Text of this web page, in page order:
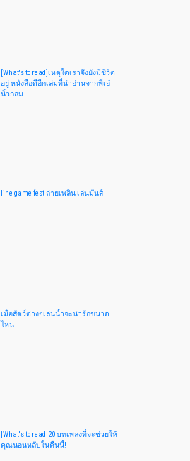
[What's to read]เหตุใดเราจึงยังมีชีวิต
อยู่ หนังสือดีอีกเล่มที่น่าอ่านจากพี่เอ๋
นิ้วกลม
line game fest ถ่ายเพลิน เล่นมันส์
เมื่อสัตว์ต่างๆเล่นน้ำจะน่ารักขนาด
ไหน
[What's to read]20 บทเพลงที่จะช่วยให้
คุณนอนหลับในคืนนี้!